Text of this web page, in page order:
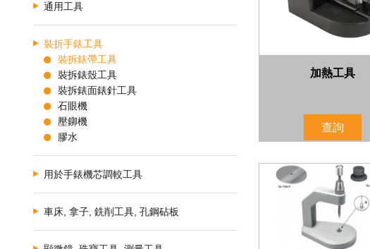
通用工具
裝折手錶工具
裝拆錶帶工具
裝拆錶殼工具
裝拆錶面錶針工具
石眼機
壓鉚機
膠水
用於手錶機芯調較工具
車床, 拿子, 銑削工具, 孔鋼砧板
加熱工具
查詢